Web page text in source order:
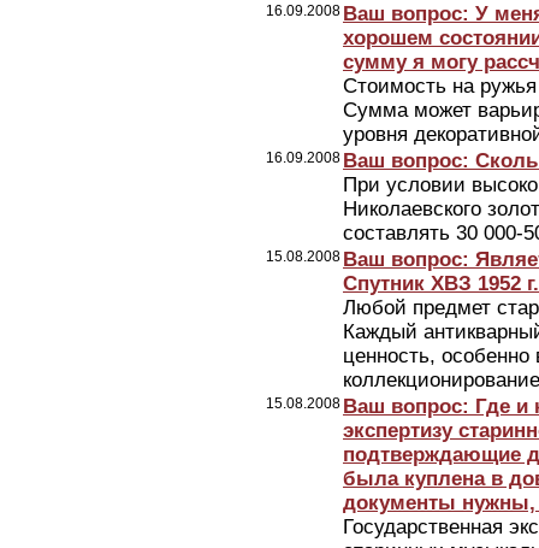
16.09.2008 Ваш вопрос: У
хорошем
сумму я могу
Стоимость на ружья
Сумма может
уровня
16.09.2008 Ваш вопрос:
При условии
Николаевского
составлять 30 000-
15.08.2008 Ваш вопрос:
Спутник ХВЗ 1952
Любой предмет
Каждый
ценность,
15.08.2008 Ваш вопрос: Где и
экспертизу
подтверждающие
была куплена в
документы нужны,
Государственная